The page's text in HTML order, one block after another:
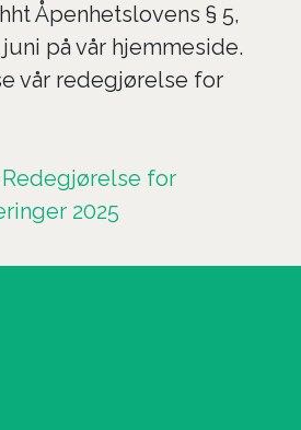
Åpenhetslovens § 5,
på vår hjemmeside.
vår redegjørelse for
for
2025